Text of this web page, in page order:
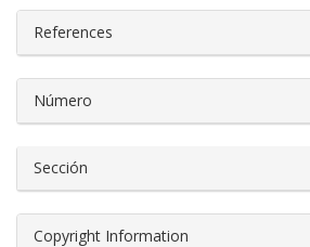
References
Número
Sección
Copyright Information